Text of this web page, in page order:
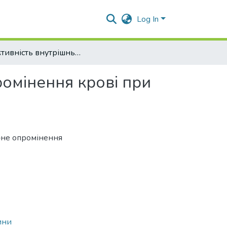
Log In
Ефективність внутрішньосудинного лазерного опромінення крові при лікуванні корів з маститами
крові при
опромінення